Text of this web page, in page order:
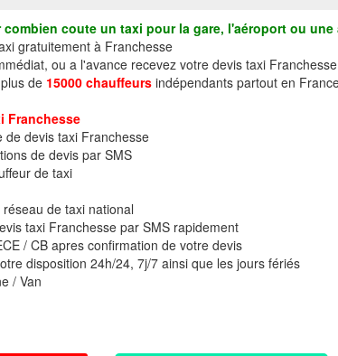
coute un taxi pour la gare, l'aéroport ou
gratuitement à Franchesse
ou a l'avance recevez votre devis taxi
de 15000 chauffeurs indépendants partout en
Franchesse
de devis taxi Franchesse
de devis par SMS
de taxi
de taxi national
taxi Franchesse par SMS rapidement
/ CB apres confirmation de votre devis
disposition 24h/24, 7j/7 ainsi que les jours fériés
/ Van